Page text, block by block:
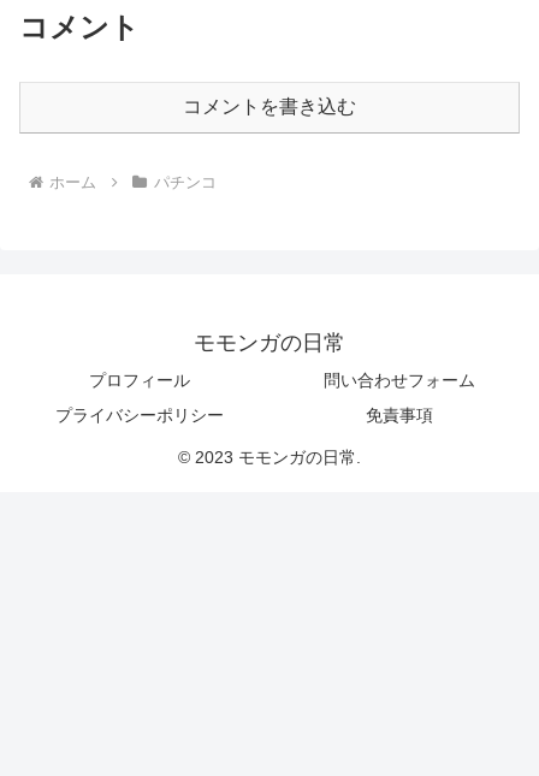
コメント
コメントを書き込む
ホーム パチンコ
モモンガの日常
プロフィール
問い合わせフォーム
プライバシーポリシー
免責事項
© 2023 モモンガの日常.